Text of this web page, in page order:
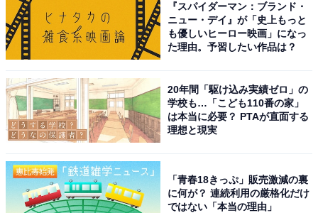
『スパイダーマン：ブランド・
ニュー・デイ』が「史上もっと
も優しいヒーロー映画」になっ
た理由。予習したい作品は？
20年間「駆け込み実績ゼロ」の
学校も…「こども110番の家」
は本当に必要？ PTAが直面する
理想と現実
「青春18きっぷ」販売激減の裏
に何が？ 連続利用の厳格化だけ
ではない「本当の理由」